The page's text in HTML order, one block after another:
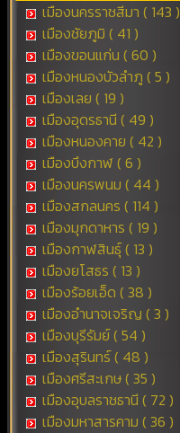
เมืองนครราชสีมา ( 143 )
เมืองชัยภูมิ ( 41 )
เมืองขอนแก่น ( 60 )
เมืองหนองบัวลำภู ( 5 )
เมืองเลย ( 19 )
เมืองอุดรธานี ( 49 )
เมืองหนองคาย ( 42 )
เมืองบึงกาฬ ( 6 )
เมืองนครพนม ( 44 )
เมืองสกลนคร ( 114 )
เมืองมุกดาหาร ( 19 )
เมืองกาฬสินธุ์ ( 13 )
เมืองยโสธร ( 13 )
เมืองร้อยเอ็ด ( 38 )
เมืองอำนาจเจริญ ( 3 )
เมืองบุรีรัมย์ ( 54 )
เมืองสุรินทร์ ( 48 )
เมืองศรีสะเกษ ( 35 )
เมืองอุบลราชธานี ( 72 )
เมืองมหาสารคาม ( 36 )